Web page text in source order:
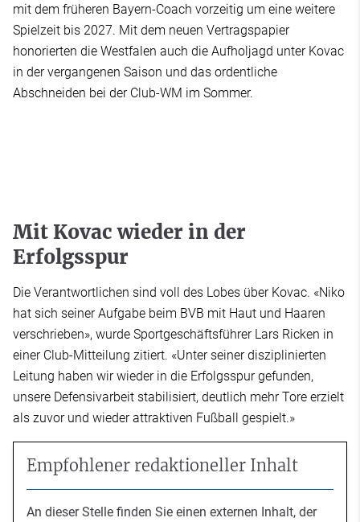
mit dem früheren Bayern-Coach vorzeitig um eine weitere
Spielzeit bis 2027. Mit dem neuen Vertragspapier
honorierten die Westfalen auch die Aufholjagd unter Kovac
in der vergangenen Saison und das ordentliche
Abschneiden bei der Club-WM im Sommer.
Mit Kovac wieder in der
Erfolgsspur
Die Verantwortlichen sind voll des Lobes über Kovac. «Niko
hat sich seiner Aufgabe beim BVB mit Haut und Haaren
verschrieben», wurde Sportgeschäftsführer Lars Ricken in
einer Club-Mitteilung zitiert. «Unter seiner disziplinierten
Leitung haben wir wieder in die Erfolgsspur gefunden,
unsere Defensivarbeit stabilisiert, deutlich mehr Tore erzielt
als zuvor und wieder attraktiven Fußball gespielt.»
Empfohlener redaktioneller Inhalt
An dieser Stelle finden Sie einen externen Inhalt, der